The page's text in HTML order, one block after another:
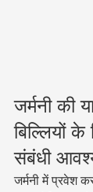
जर्मनी की
बिल्लियों के
संबंधी
जर्मनी में प्रवेश